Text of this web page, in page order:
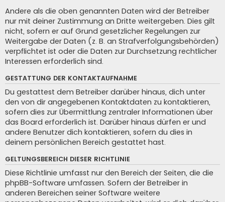
Andere als die oben genannten Daten wird der Betreiber
nur mit deiner Zustimmung an Dritte weitergeben. Dies gilt
nicht, sofern er auf Grund gesetzlicher Regelungen zur
Weitergabe der Daten (z. B. an Strafverfolgungsbehörden)
verpflichtet ist oder die Daten zur Durchsetzung rechtlicher
Interessen erforderlich sind.
GESTATTUNG DER KONTAKTAUFNAHME
Du gestattest dem Betreiber darüber hinaus, dich unter
den von dir angegebenen Kontaktdaten zu kontaktieren,
sofern dies zur Übermittlung zentraler Informationen über
das Board erforderlich ist. Darüber hinaus dürfen er und
andere Benutzer dich kontaktieren, sofern du dies in
deinem persönlichen Bereich gestattet hast.
GELTUNGSBEREICH DIESER RICHTLINIE
Diese Richtlinie umfasst nur den Bereich der Seiten, die die
phpBB-Software umfassen. Sofern der Betreiber in
anderen Bereichen seiner Software weitere